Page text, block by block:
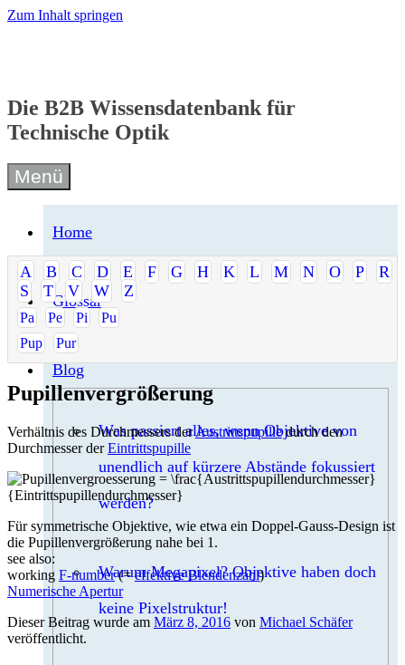
Zum Inhalt springen
Die B2B Wissensdatenbank für
Technische Optik
Menü
Home
Glossar
Blog
Was passiert alles, wenn Objektive von
unendlich auf kürzere Abstände fokussiert
werden?
Warum Megapixel? Objektive haben doch
keine Pixelstruktur!
A B C D E F G H K L M N O P
R
S
T V W Z
Pa Pe Pi
Pu
Pup
Pur
Pupillenvergrößerung
Verhältnis des Durchmessers derAustrittspupilledurch den
Durchmesser derEintrittspupille
Für symmetrische Objektive, wie etwa ein Doppel-Gauss-Design ist
die Pupillenvergrößerung nahe bei 1.
see also:
working F-number(=effektive Blendenzahl)
Numerische Apertur
Dieser Beitrag wurde am März 8, 2016 von Michael Schäfer
veröffentlicht.